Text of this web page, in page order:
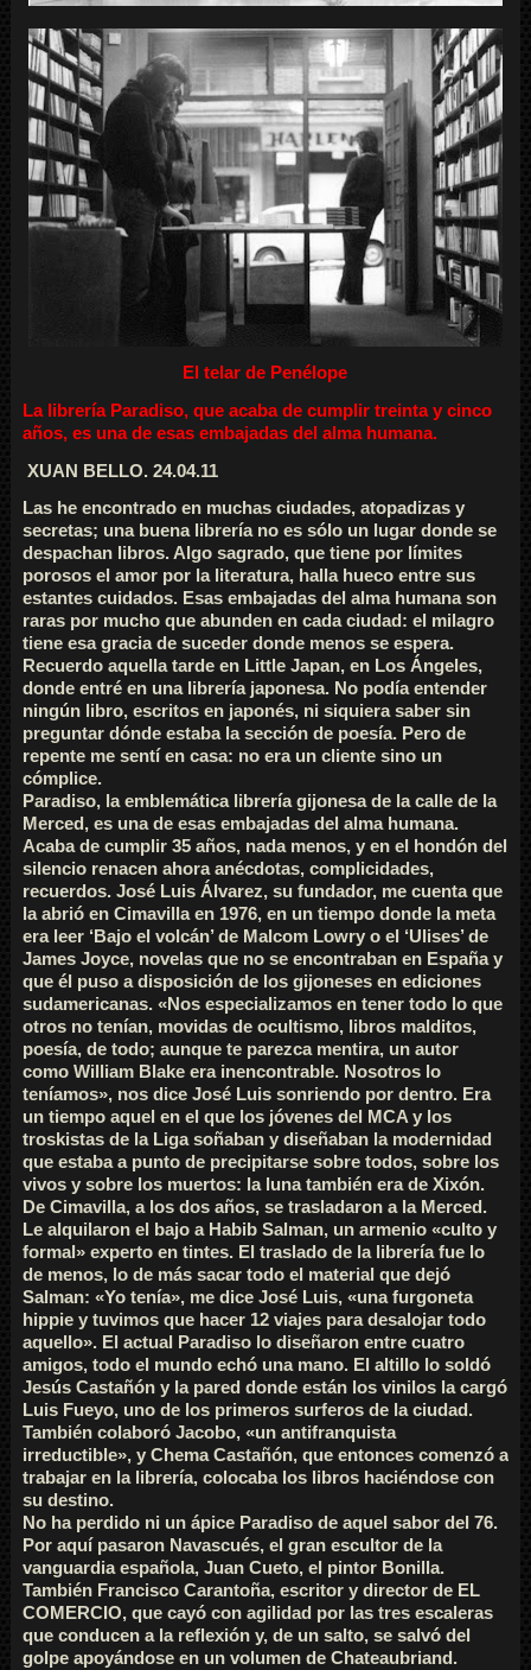
El telar de Penélope
La librería Paradiso, que acaba de cumplir treinta y cinco
años, es una de esas embajadas del alma humana.
XUAN BELLO. 24.04.11
Las he encontrado en muchas ciudades, atopadizas y
secretas; una buena librería no es sólo un lugar donde se
despachan libros. Algo sagrado, que tiene por límites
porosos el amor por la literatura, halla hueco entre sus
estantes cuidados. Esas embajadas del alma humana son
raras por mucho que abunden en cada ciudad: el milagro
tiene esa gracia de suceder donde menos se espera.
Recuerdo aquella tarde en Little Japan, en Los Ángeles,
donde entré en una librería japonesa. No podía entender
ningún libro, escritos en japonés, ni siquiera saber sin
preguntar dónde estaba la sección de poesía. Pero de
repente me sentí en casa: no era un cliente sino un
cómplice.
Paradiso, la emblemática librería gijonesa de la calle de la
Merced, es una de esas embajadas del alma humana.
Acaba de cumplir 35 años, nada menos, y en el hondón del
silencio renacen ahora anécdotas, complicidades,
recuerdos. José Luis Álvarez, su fundador, me cuenta que
la abrió en Cimavilla en 1976, en un tiempo donde la meta
era leer ‘Bajo el volcán’ de Malcom Lowry o el ‘Ulises’ de
James Joyce, novelas que no se encontraban en España y
que él puso a disposición de los gijoneses en ediciones
sudamericanas. «Nos especializamos en tener todo lo que
otros no tenían, movidas de ocultismo, libros malditos,
poesía, de todo; aunque te parezca mentira, un autor
como William Blake era inencontrable. Nosotros lo
teníamos», nos dice José Luis sonriendo por dentro. Era
un tiempo aquel en el que los jóvenes del MCA y los
troskistas de la Liga soñaban y diseñaban la modernidad
que estaba a punto de precipitarse sobre todos, sobre los
vivos y sobre los muertos: la luna también era de Xixón.
De Cimavilla, a los dos años, se trasladaron a la Merced.
Le alquilaron el bajo a Habib Salman, un armenio «culto y
formal» experto en tintes. El traslado de la librería fue lo
de menos, lo de más sacar todo el material que dejó
Salman: «Yo tenía», me dice José Luis, «una furgoneta
hippie y tuvimos que hacer 12 viajes para desalojar todo
aquello». El actual Paradiso lo diseñaron entre cuatro
amigos, todo el mundo echó una mano. El altillo lo soldó
Jesús Castañón y la pared donde están los vinilos la cargó
Luis Fueyo, uno de los primeros surferos de la ciudad.
También colaboró Jacobo, «un antifranquista
irreductible», y Chema Castañón, que entonces comenzó a
trabajar en la librería, colocaba los libros haciéndose con
su destino.
No ha perdido ni un ápice Paradiso de aquel sabor del 76.
Por aquí pasaron Navascués, el gran escultor de la
vanguardia española, Juan Cueto, el pintor Bonilla.
También Francisco Carantoña, escritor y director de EL
COMERCIO, que cayó con agilidad por las tres escaleras
que conducen a la reflexión y, de un salto, se salvó del
golpe apoyándose en un volumen de Chateaubriand.